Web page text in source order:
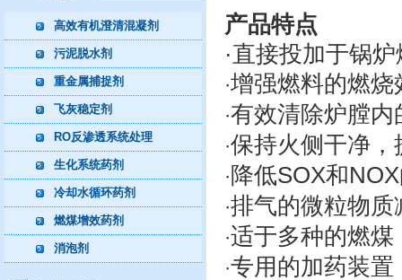
高效有机澄清混凝剂
污泥脱水剂
重金属捕捉剂
飞灰稳定剂
RO反渗透系统处理
生化系统药剂
冷却水循环药剂
燃煤增效药剂
消泡剂
产品特点
·直接投加于锅
·增强燃料的燃
·有效清除炉膛
·保持火侧干净
· 降低SOX和
·排气的微粒物质
·适于多种的燃煤
·专用的加药装置